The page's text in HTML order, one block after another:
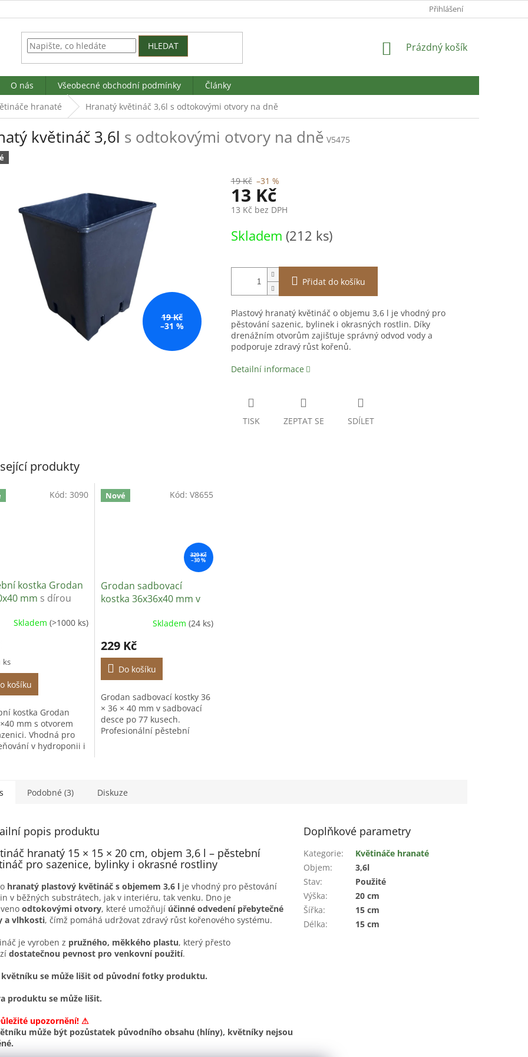
Přihlášení
HLEDAT
NÁKUPNÍ
Prázdný košík
O nás Všeobecné obchodní podmínky
Články
hranaté Hranatý květináč 3,6l s odtokovými otvory na dně
květináč 3,6l s odtokovými otvory na dně V5475
19 Kč
–31 %
19 Kč –31 %
13 Kč
13 Kč bez DPH
cena:
Skladem (212 ks)
Přidat do košíku
Plastový hranatý květináč o objemu 3,6 l je vhodný pro
pěstování sazenic, bylinek i okrasných rostlin. Díky
drenážním otvorům zajišťuje správný odvod vody a
podporuje zdravý růst kořenů.
Detailní informace
TISK ZEPTAT SE SDÍLET
produkty
kostka Grodan
mm s dírou
Skladem (>1000 ks)
ks
košíku
kostka Grodan
mm s otvorem
Vhodná pro
v hydroponii i
Kód: 3090 Nové
329 Kč
–30 %
Grodan sadbovací
kostka 36x36x40 mm v
Skladem (24 ks)
229 Kč
Do košíku
Grodan sadbovací kostky 36
× 36 × 40 mm v sadbovací
desce po 77 kusech.
Profesionální pěstební
Kód: V8655
Podobné (3) Diskuze
popis produktu
hranatý 15 × 15 × 20 cm, objem 3,6 l – pěstební
pro sazenice, bylinky i okrasné rostliny
hranatý plastový květináč s objemem 3,6 l je vhodný pro pěstování
v běžných substrátech, jak v interiéru, tak venku. Dno je
odtokovými otvory, které umožňují účinné odvedení přebytečné
a vlhkosti, čímž pomáhá udržovat zdravý růst kořenového systému.
je vyroben z pružného, měkkého plastu, který přesto
dostatečnou pevnost pro venkovní použití.
květníku se může lišit od původní fotky produktu.
produktu se může lišit.
upozornění! ⚠
může být pozůstatek původního obsahu (hlíny), květníky nejsou
Doplňkové parametry
Kategorie:
Květináče hranaté
Objem:
3,6l
Stav:
Použité
Výška:
20 cm
Šířka:
15 cm
Délka: 15 cm